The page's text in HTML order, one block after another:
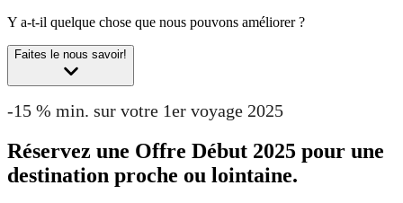
Y a-t-il quelque chose que nous pouvons améliorer ?
Faites le nous savoir!
-15 % min. sur votre 1er voyage 2025
Réservez une Offre Début 2025 pour une
destination proche ou lointaine.